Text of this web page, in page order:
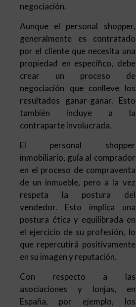
negociación.
Aunque el personal shopper,
generalmente es contratado
por el cliente que necesita una
propiedad en específico, debe
crear un proceso de
negociación que conlleve los
resultados ganar-ganar. Esto
también incluye a la
contraparte involucrada.
El personal shopper
inmobiliario, guía al comprador
en el proceso de compraventa
de un inmueble, pero a la vez
respeta la postura del
vendedor. Esto implica una
postura ética y equilibrada en
el ejercicio de su profesión, lo
que repercutirá positivamente
en su imagen y reputación.
Con respecto a las
asociaciones y lonjas, en
España, por ejemplo, los